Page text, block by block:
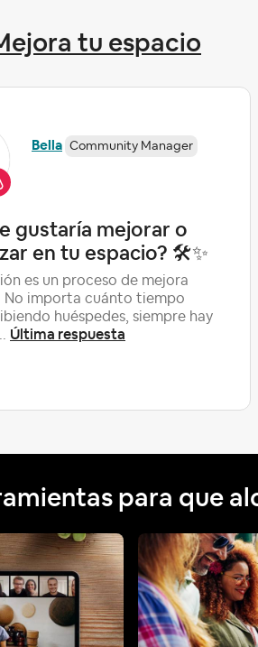
tu espacio
Bella Community Manager
gustaría mejorar o
en tu espacio? 🛠️✨
es un proceso de mejora
No importa cuánto tiempo
huéspedes, siempre hay
Última respuesta
para que